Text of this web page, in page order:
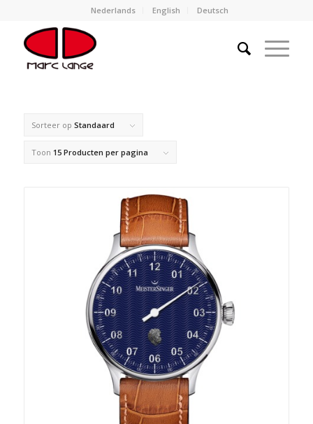
Nederlands English Deutsch
Sorteer op Standaard
Toon 15 Producten per pagina